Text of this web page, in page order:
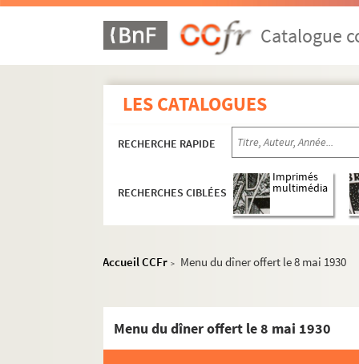
Catalogue
LES CATALOGUES
RECHERCHE RAPIDE
RECHERCHES CIBLÉES
Imprimés
multimédia
Accueil CCFr > Menu du dîner offert le 8 mai 1930
Menu du dîner offert le 8 mai 1930